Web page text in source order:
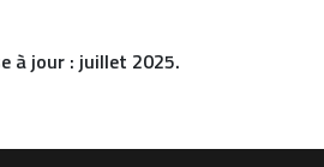
à jour : juillet 2025.